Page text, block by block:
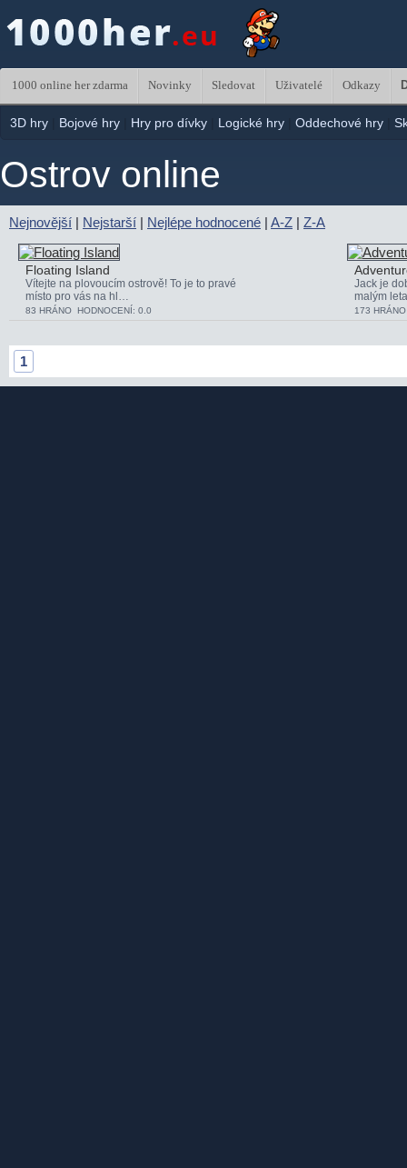
1000 online her zdarma Novinky Sledovat Uživatelé Odkazy
3D hry Bojové hry Hry pro dívky Logické hry Oddechové hry
Ostrov online
Nejnovější | Nejstarší | Nejlépe hodnocené | A-Z | Z-A
Floating Island
Vítejte na plovoucím ostrově! To je to pravé
místo pro vás na hl…
83 HRÁNO HODNOCENÍ: 0.0
Jack je
malým
173
1